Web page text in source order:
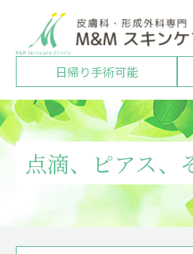
日帰り手術可能
点滴、ピアス、